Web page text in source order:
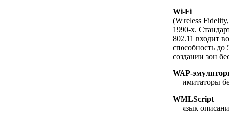
Wi-Fi
(Wireless
1990-х.
802.11 входит
способность
создании зон
WAP-
— имитаторы
WMLScript
— язык